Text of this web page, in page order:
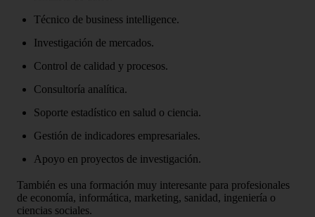
Técnico de business intelligence.
Investigación de mercados.
Control de calidad y procesos.
Consultoría analítica.
Soporte estadístico en salud o ciencia.
Gestión de indicadores empresariales.
Apoyo en proyectos de investigación.
También es una formación muy interesante para profesionales
de economía, informática, marketing, sanidad, ingeniería o
ciencias sociales.